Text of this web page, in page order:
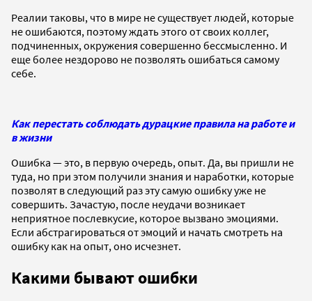
Реалии таковы, что в мире не существует людей, которые
не ошибаются, поэтому ждать этого от своих коллег,
подчиненных, окружения совершенно бессмысленно. И
еще более нездорово не позволять ошибаться самому
себе.
Как перестать соблюдать дурацкие правила на работе и
в жизни
Ошибка — это, в первую очередь, опыт. Да, вы пришли не
туда, но при этом получили знания и наработки, которые
позволят в следующий раз эту самую ошибку уже не
совершить. Зачастую, после неудачи возникает
неприятное послевкусие, которое вызвано эмоциями.
Если абстрагироваться от эмоций и начать смотреть на
ошибку как на опыт, оно исчезнет.
Какими бывают ошибки